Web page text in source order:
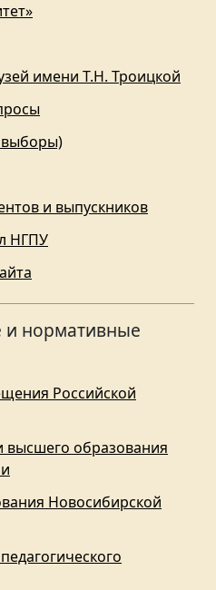
имени Т.Н. Троицкой
выборы)
и выпускников
НГПУ
и нормативные
Российской
высшего образования
Новосибирской